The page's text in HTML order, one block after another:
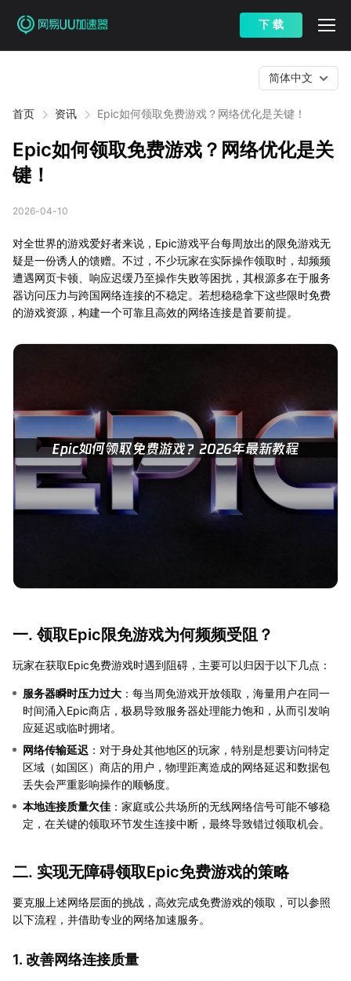
下 载
首页 资讯 Epic如何领取免费游戏？网络优化是关键！
简体中文
Epic如何领取免费游戏？网络优化是关
键！
2026-04-10
对全世界的游戏爱好者来说，Epic游戏平台每周放出的限免游戏无
疑是一份诱人的馈赠。不过，不少玩家在实际操作领取时，却频频
遭遇网页卡顿、响应迟缓乃至操作失败等困扰，其根源多在于服务
器访问压力与跨国网络连接的不稳定。若想稳稳拿下这些限时免费
的游戏资源，构建一个可靠且高效的网络连接是首要前提。
一. 领取Epic限免游戏为何频频受阻？
玩家在获取Epic免费游戏时遇到阻碍，主要可以归因于以下几点：
服务器瞬时压力过大 ：每当周免游戏开放领取，海量用户在同一
时间涌入Epic商店，极易导致服务器处理能力饱和，从而引发响
应延迟或临时拥堵。
网络传输延迟 ：对于身处其他地区的玩家，特别是想要访问特定
区域（如国区）商店的用户，物理距离造成的网络延迟和数据包
丢失会严重影响操作的顺畅度。
本地连接质量欠佳 ：家庭或公共场所的无线网络信号可能不够稳
定，在关键的领取环节发生连接中断，最终导致错过领取机会。
二. 实现无障碍领取Epic免费游戏的策略
要克服上述网络层面的挑战，高效完成免费游戏的领取，可以参照
以下流程，并借助专业的网络加速服务。
1. 改善网络连接质量